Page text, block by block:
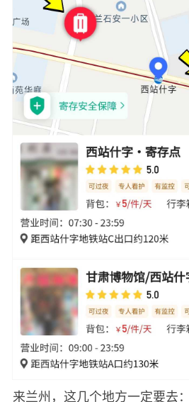
来兰州，这几个地方一定要去